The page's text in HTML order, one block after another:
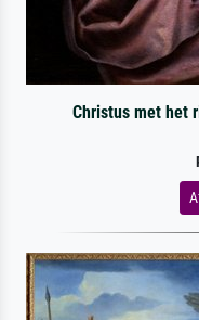
Christus met het